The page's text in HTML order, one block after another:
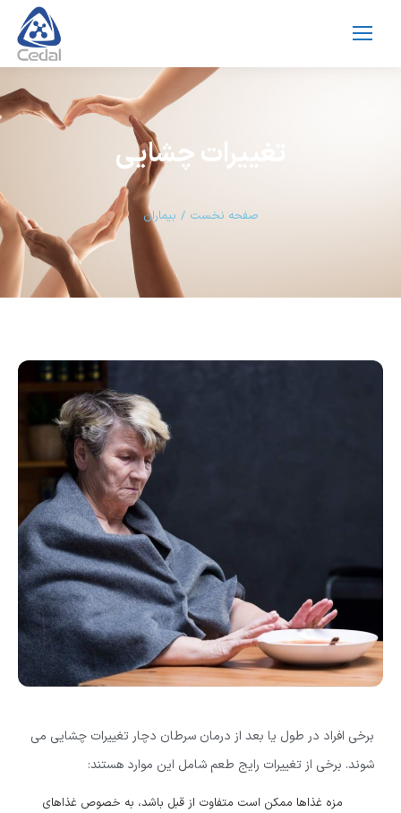
تغییرات چشایی
مکان شما:
صفحه نخست بیماران
برخی افراد در طول یا بعد از درمان سرطان دچار تغییرات چشایی می
شوند. برخی از تغییرات رایج طعم شامل این موارد هستند:
مزه غذاها ممکن است متفاوت از قبل باشد، به خصوص غذاهای